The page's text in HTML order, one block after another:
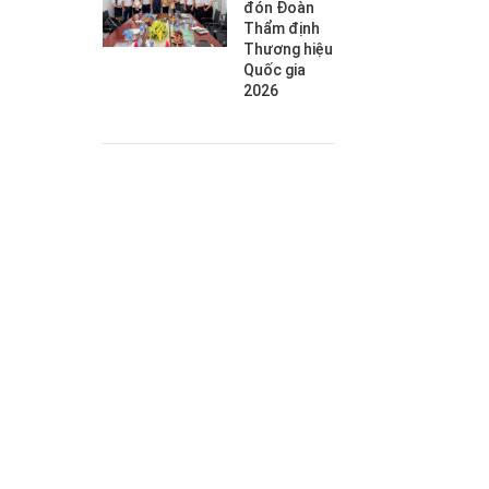
đón Đoàn
Thẩm định
Thương hiệu
Quốc gia
2026